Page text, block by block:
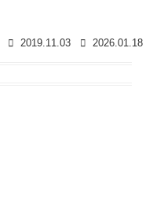
2019.11.03 2026.01.18